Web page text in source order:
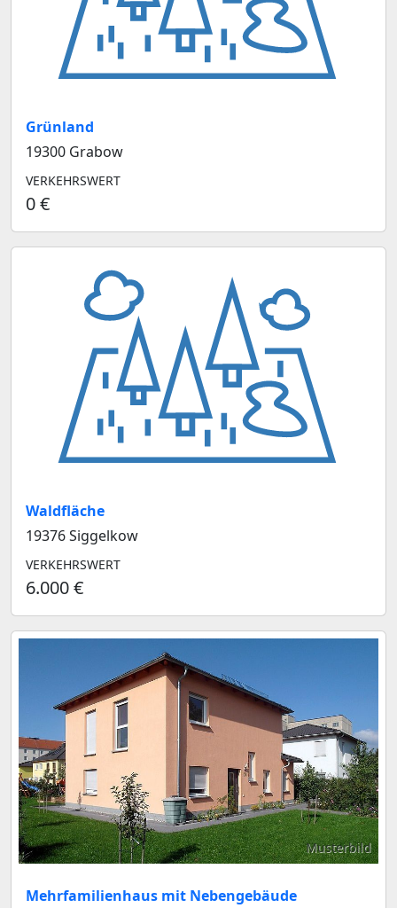
Grünland
19300 Grabow
VERKEHRSWERT
0 €
Waldfläche
19376 Siggelkow
VERKEHRSWERT
6.000 €
Musterbild
Mehrfamilienhaus mit Nebengebäude